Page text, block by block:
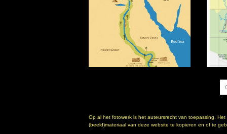
Op al het fotowerk is het auteursrecht van toepassing.
(beeld)materiaal van deze website te kopieren en of te